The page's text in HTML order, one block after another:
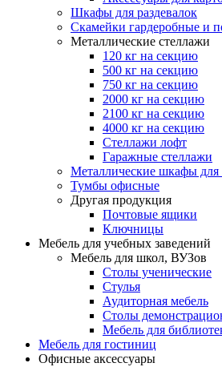
Шкафы для раздевалок
Скамейки гардеробные и
Металлические стеллажи
120 кг на секцию
500 кг на секцию
750 кг на секцию
2000 кг на секцию
2100 кг на секцию
4000 кг на секцию
Стеллажи лофт
Гаражные стеллажи
Металлические шкафы для
Тумбы офисные
Другая продукция
Почтовые ящики
Ключницы
Мебель для учебных заведений
Мебель для школ, ВУЗов
Столы ученические
Стулья
Аудиторная мебель
Столы
Мебель для
Мебель для гостиниц
Офисные аксессуары